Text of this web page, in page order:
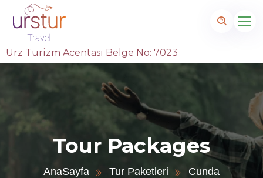
Urz Turizm Acentası Belge No: 7023
Tour Packages
AnaSayfa Tur Paketleri Cunda